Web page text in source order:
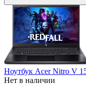
Ноутбук Acer Nitro V
Нет в наличии